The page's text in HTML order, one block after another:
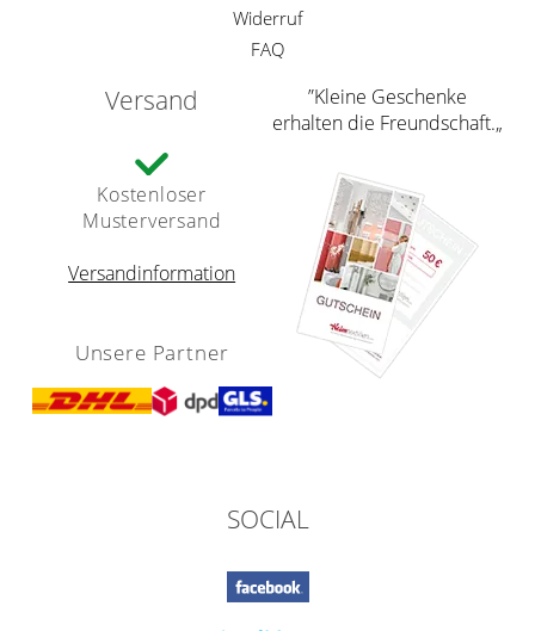
Widerruf
FAQ
Versand
Kostenloser
Musterversand
Versandinformation
Unsere Partner
”Kleine Geschenke
erhalten die Freundschaft.„
SOCIAL